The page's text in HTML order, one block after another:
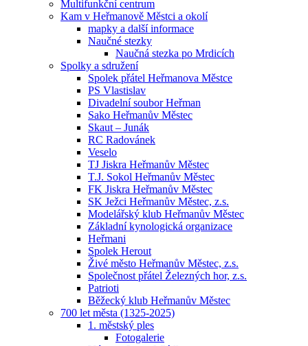
Multifunkční centrum
Kam v Heřmanově Městci a okolí
mapky a další informace
Naučné stezky
Naučná stezka po Mrdicích
Spolky a sdružení
Spolek přátel Heřmanova Městce
PS Vlastislav
Divadelní soubor Heřman
Sako Heřmanův Městec
Skaut – Junák
RC Radovánek
Veselo
TJ Jiskra Heřmanův Městec
T.J. Sokol Heřmanův Městec
FK Jiskra Heřmanův Městec
SK Ježci Heřmanův Městec, z.s.
Modelářský klub Heřmanův Městec
Základní kynologická organizace
Heřmani
Spolek Herout
Živé město Heřmanův Městec, z.s.
Společnost přátel Železných hor, z.s.
Patrioti
Běžecký klub Heřmanův Městec
700 let města (1325-2025)
1. městský ples
Fotogalerie